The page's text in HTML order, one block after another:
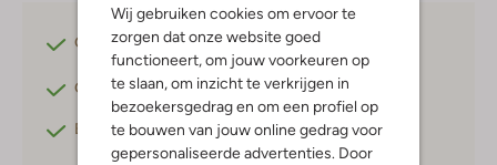
Wij gebruiken cookies om ervoor te
zorgen dat onze website goed
functioneert, om jouw voorkeuren op
te slaan, om inzicht te verkrijgen in
bezoekersgedrag en om een profiel op
te bouwen van jouw online gedrag voor
gepersonaliseerde advertenties. Door
Gratis verzendingvanaf €75,-
Gratis retournerenbinnen 30 dagen*
Betaal achterafmet Klarna